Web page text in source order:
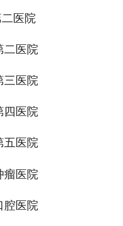
医院
二医院
三医院
四医院
五医院
瘤医院
腔医院